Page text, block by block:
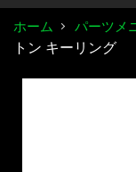
ホーム パーツメ
トン キーリング